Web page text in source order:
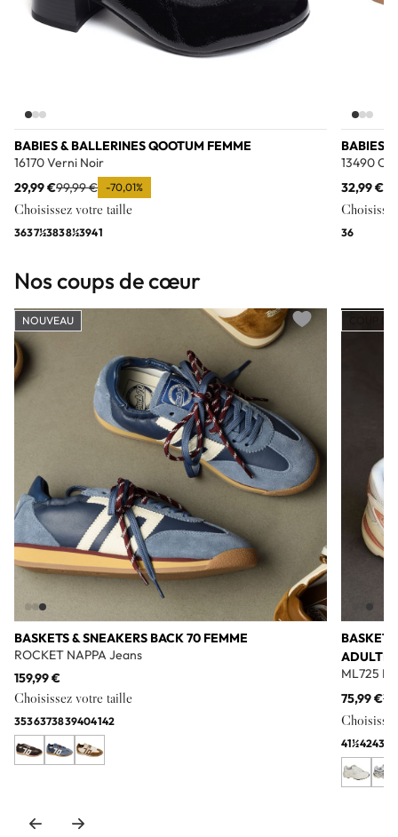
BABIES & BALLERINES QOOTUM FEMME
16170 Verni Noir
29,99 €99,99 € -70,01%
Choisissez votre taille
3637½3838½3941
BABIES
13490
32,99 €
36
Nos coups de cœur
BASKETS & SNEAKERS BACK 70 FEMME
ROCKET NAPPA Jeans
159,99 €
Choisissez votre taille
3536373839404142
NOUVEAU
Add to wishlist
ADULTE
ML725
75,99 €
41½4243